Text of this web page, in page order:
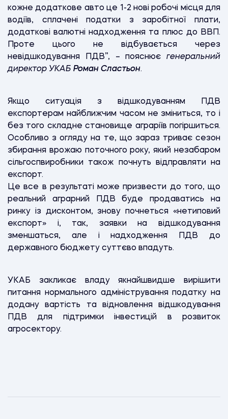
кожне додаткове авто це 1-2 нові робочі місця для
водіїв, сплачені податки з заробітної плати,
додаткові валютні надходження та плюс до ВВП.
Проте цього не відбувається через
невідшкодування ПДВ”, – пояснює генеральний
директор УКАБ Роман Сластьон.
Якщо ситуація з відшкодуванням ПДВ
експортерам найближчим часом не зміниться, то і
без того складне становище аграріїв погіршиться.
Особливо з огляду на те, що зараз триває сезон
збирання врожаю поточного року, який незабаром
сільгоспвиробники також почнуть відправляти на
експорт.
Це все в результаті може призвести до того, що
реальний аграрний ПДВ буде продаватись на
ринку із дисконтом, знову почнеться «нетиповий
експорт» і, так, заявки на відшкодування
зменшаться, але і надходження ПДВ до
державного бюджету суттєво впадуть.
УКАБ закликає владу якнайшвидше вирішити
питання нормального адміністрування податку на
додану вартість та відновлення відшкодування
ПДВ для підтримки інвестицій в розвиток
агросектору.